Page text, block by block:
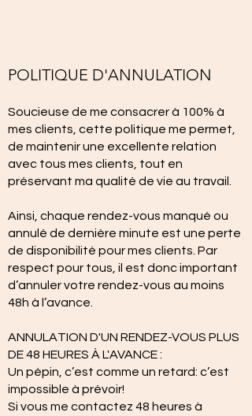
POLITIQUE D'ANNULATION
Soucieuse de me consacrer à 100% à
mes clients, cette politique me permet,
de maintenir une excellente relation
avec tous mes clients, tout en
préservant ma qualité de vie au travail.
Ainsi, chaque rendez-vous manqué ou
annulé de dernière minute est une perte
de disponibilité pour mes clients. Par
respect pour tous, il est donc important
d’annuler votre rendez-vous au moins
48h à l’avance.
ANNULATION D'UN RENDEZ-VOUS PLUS
DE 48 HEURES À L'AVANCE :
Un pépin, c’est comme un retard: c’est
impossible à prévoir!
Si vous me contactez 48 heures à